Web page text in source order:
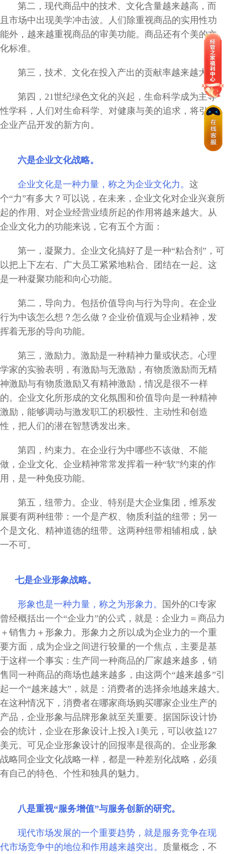
第二，现代商品中的技术、文化含量越来越高，而
且市场中出现美学冲击波。人们除重视商品的实用性功
能外，越来越重视商品的审美功能。商品还有个美的文
化标准。
第三，技术、文化在投入产出的贡献率越来越大。
第四，21世纪绿色文化的兴起，生命科学成为主导
性学科，人们对生命科学、对健康与美的追求，将引导
企业产品开发的新方向。
六是企业文化战略。
企业文化是一种力量，称之为企业文化力。 这
个“力”有多大？可以说，在未来，企业文化对企业兴衰所
起的作用、对企业经营业绩所起的作用将越来越大。从
企业文化力的功能来说，它有五个方面：
第一，凝聚力。企业文化搞好了是一种“粘合剂”，可
以把上下左右、广大员工紧紧地粘合、团结在一起。这
是一种凝聚功能和向心功能。
第二，导向力。包括价值导向与行为导向。在企业
行为中该怎么想？怎么做？企业价值观与企业精神，发
挥着无形的导向功能。
第三，激励力。激励是一种精神力量或状态。心理
学家的实验表明，有激励与无激励，有物质激励而无精
神激励与有物质激励又有精神激励，情况是很不一样
的。企业文化所形成的文化氛围和价值导向是一种精神
激励，能够调动与激发职工的积极性、主动性和创造
性，把人们的潜在智慧诱发出来。
第四，约束力。在企业行为中哪些不该做、不能
做，企业文化、企业精神常常发挥着一种“软”约束的作
用，是一种免疫功能。
第五，纽带力。企业、特别是大企业集团，维系发
展要有两种纽带：一个是产权、物质利益的纽带；另一
个是文化、精神道德的纽带。这两种纽带相辅相成，缺
一不可。
七是企业形象战略。
形象也是一种力量，称之为形象力。 国外的CI专家
曾经概括出一个“企业力”的公式，就是：企业力＝商品力
＋销售力＋形象力。形象力之所以成为企业力的一个重
要方面，成为企业之间进行较量的一个焦点，主要是基
于这样一个事实：生产同一种商品的厂家越来越多，销
售同一种商品的商场也越来越多，由这两个“越来越多”引
起一个“越来越大”，就是：消费者的选择余地越来越大。
在这种情况下，消费者在哪家商场购买哪家企业生产的
产品，企业形象与品牌形象就至关重要。据国际设计协
会的统计，企业在形象设计上投入1美元，可以收益127
美元。可见企业形象设计的回报率是很高的。企业形象
战略同企业文化战略一样，都是一种差别化战略，必须
有自己的特色、个性和独具的魅力。
八是重视“服务增值”与服务创新的研究。
现代市场发展的一个重要趋势，就是服务竞争在现
代市场竞争中的地位和作用越来越突出。 质量概念，不